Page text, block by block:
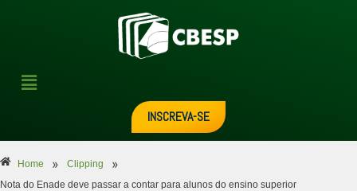
INSCREVA-SE
Home » Clipping »
Nota do Enade deve passar a contar para alunos do ensino superior